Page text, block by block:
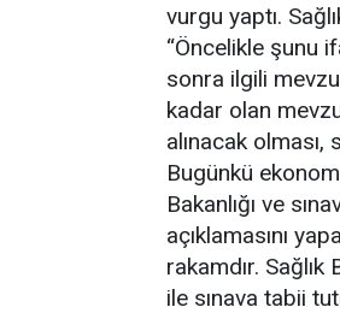
vurgu yaptı.
“Öncelikle şunu
sonra ilgili
kadar olan
alınacak
Bugünkü
Bakanlığı ve
açıklamasını
rakamdır.
ile sınava tabii